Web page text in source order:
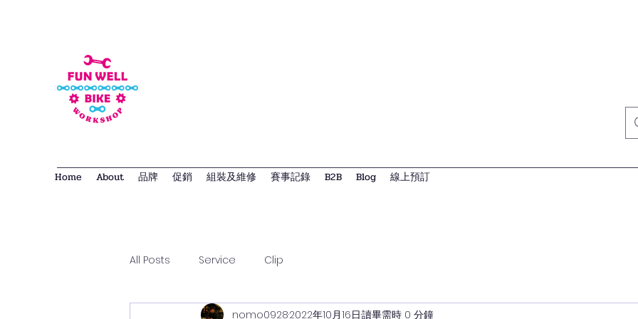
Home About 品牌 促銷 組裝及維修 賽事記錄 B2B Blog 線上預訂
All Posts Service Clip
nomo09282022年10月16日讀畢需時 0 分鐘